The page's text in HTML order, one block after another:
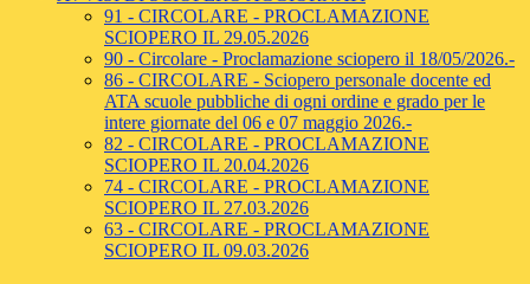
91 - CIRCOLARE - PROCLAMAZIONE
SCIOPERO IL 29.05.2026
90 - Circolare - Proclamazione sciopero il 18/05/2026.-
86 - CIRCOLARE - Sciopero personale docente ed
ATA scuole pubbliche di ogni ordine e grado per le
intere giornate del 06 e 07 maggio 2026.-
82 - CIRCOLARE - PROCLAMAZIONE
SCIOPERO IL 20.04.2026
74 - CIRCOLARE - PROCLAMAZIONE
SCIOPERO IL 27.03.2026
63 - CIRCOLARE - PROCLAMAZIONE
SCIOPERO IL 09.03.2026